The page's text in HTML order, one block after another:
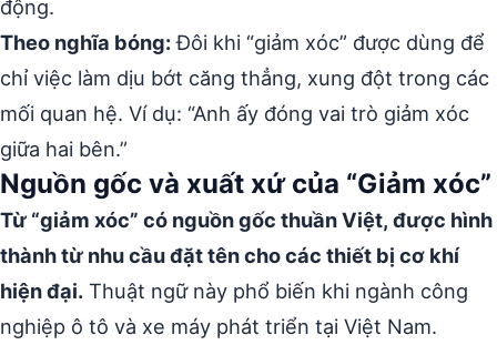
động.
Theo nghĩa bóng:Đôi khi “giảm xóc” được dùng để
chỉ việc làm dịu bớt căng thẳng, xung đột trong các
mối quan hệ. Ví dụ: “Anh ấy đóng vai trò giảm xóc
giữa hai bên.”
Nguồn gốc và xuất xứ của “Giảm xóc”
Từ “giảm xóc” có nguồn gốc thuần Việt, được hình
thành từ nhu cầu đặt tên cho các thiết bị cơ khí
hiện đại. Thuật ngữ này phổ biến khi ngành công
nghiệp ô tô và xe máy phát triển tại Việt Nam.